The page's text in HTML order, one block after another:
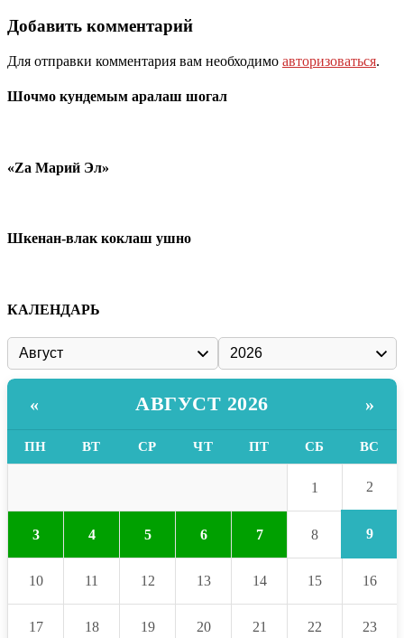
Добавить комментарий
Для отправки комментария вам необходимо авторизоваться.
Шочмо кундемым аралаш шогал
«Zа Марий Эл»
Шкенан-влак коклаш ушно
КАЛЕНДАРЬ
« АВГУСТ 2026 »
ПН ВТ СР ЧТ ПТ СБ ВС
1 2
3 4 5 6 7 8 9
10 11 12 13 14 15 16
17 18 19 20 21 22 23